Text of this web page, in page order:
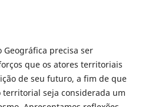
precisa ser
que os atores territoriais
de seu futuro, a fim de que
seja considerada um